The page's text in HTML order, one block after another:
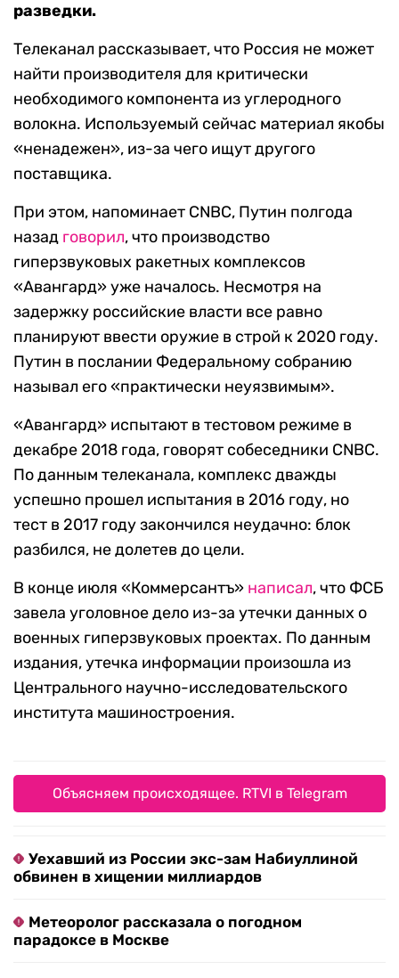
разведки.
Телеканал рассказывает, что Россия не может
найти производителя для критически
необходимого компонента из углеродного
волокна. Используемый сейчас материал якобы
«ненадежен», из-за чего ищут другого
поставщика.
При этом, напоминает CNBC, Путин полгода
назад говорил, что производство
гиперзвуковых ракетных комплексов
«Авангард» уже началось. Несмотря на
задержку российские власти все равно
планируют ввести оружие в строй к 2020 году.
Путин в послании Федеральному собранию
называл его «практически неуязвимым».
«Авангард» испытают в тестовом режиме в
декабре 2018 года, говорят собеседники CNBC.
По данным телеканала, комплекс дважды
успешно прошел испытания в 2016 году, но
тест в 2017 году закончился неудачно: блок
разбился, не долетев до цели.
В конце июля «Коммерсантъ» написал, что ФСБ
завела уголовное дело из-за утечки данных о
военных гиперзвуковых проектах. По данным
издания, утечка информации произошла из
Центрального научно-исследовательского
института машиностроения.
Объясняем происходящее. RTVI в Telegram
Уехавший из России экс-зам Набиуллиной
обвинен в хищении миллиардов
Метеоролог рассказала о погодном
парадоксе в Москве